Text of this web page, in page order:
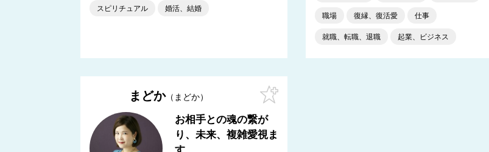
スピリチュアル 婚活、結婚
職場 復縁、復活愛 仕事
就職、転職、退職 起業、ビジネス
まどか まどか
お相手との魂の繋が
り、未来、複雑愛視ま